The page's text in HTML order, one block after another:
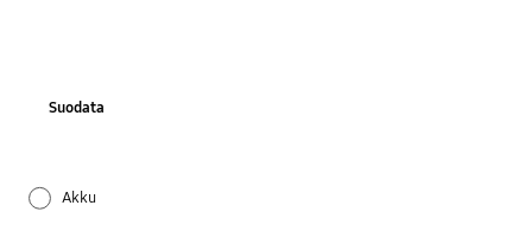
Suodata
Akku